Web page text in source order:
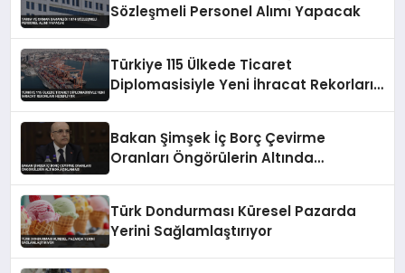
Sözleşmeli Personel Alımı Yapacak
Türkiye 115 Ülkede Ticaret
Diplomasisiyle Yeni İhracat Rekorları
Bakan Şimşek İç Borç Çevirme
Oranları Öngörülerin Altında
Türk Dondurması Küresel Pazarda
Yerini Sağlamlaştırıyor